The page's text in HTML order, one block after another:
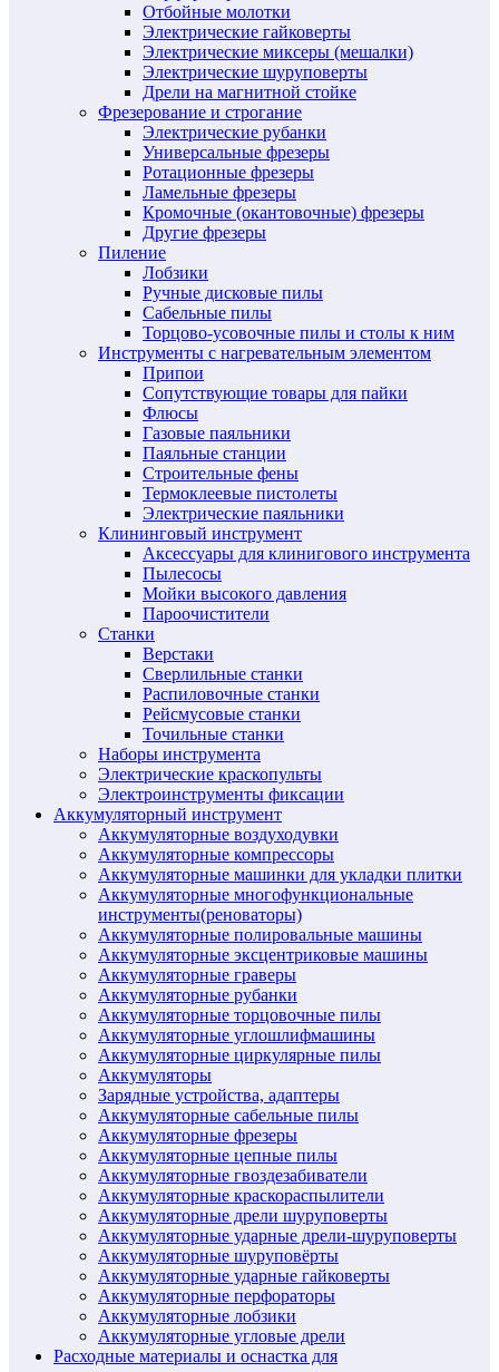
Отбойные молотки
Электрические гайковерты
Электрические миксеры (мешалки)
Электрические шуруповерты
Дрели на магнитной стойке
Фрезерование и строгание
Электрические рубанки
Универсальные фрезеры
Ротационные фрезеры
Ламельные фрезеры
Кромочные (окантовочные) фрезеры
Другие фрезеры
Пиление
Лобзики
Ручные дисковые пилы
Сабельные пилы
Торцово-усовочные пилы и столы к ним
Инструменты с нагревательным элементом
Припои
Сопутствующие товары для пайки
Флюсы
Газовые паяльники
Паяльные станции
Строительные фены
Термоклеевые пистолеты
Электрические паяльники
Клининговый инструмент
Аксессуары для клинигового инструмента
Пылесосы
Мойки высокого давления
Пароочистители
Станки
Верстаки
Сверлильные станки
Распиловочные станки
Рейсмусовые станки
Точильные станки
Наборы инструмента
Электрические краскопульты
Электроинструменты фиксации
Аккумуляторный инструмент
Аккумуляторные воздуходувки
Аккумуляторные компрессоры
Аккумуляторные машинки для укладки плитки
Аккумуляторные многофункциональные
инструменты(реноваторы)
Аккумуляторные полировальные машины
Аккумуляторные эксцентриковые машины
Аккумуляторные граверы
Аккумуляторные рубанки
Аккумуляторные торцовочные пилы
Аккумуляторные углошлифмашины
Аккумуляторные циркулярные пилы
Аккумуляторы
Зарядные устройства, адаптеры
Аккумуляторные сабельные пилы
Аккумуляторные фрезеры
Аккумуляторные цепные пилы
Аккумуляторные гвоздезабиватели
Аккумуляторные краскораспылители
Аккумуляторные дрели шуруповерты
Аккумуляторные ударные дрели-шуруповерты
Аккумуляторные шуруповёрты
Аккумуляторные ударные гайковерты
Аккумуляторные перфораторы
Аккумуляторные лобзики
Аккумуляторные угловые дрели
Расходные материалы и оснастка для